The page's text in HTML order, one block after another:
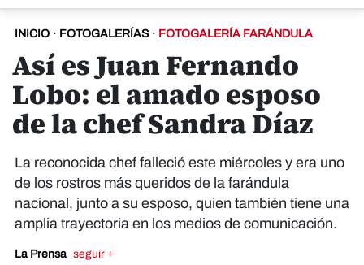
INICIO · FOTOGALERÍAS · FOTOGALERÍA FARÁNDULA
Así es Juan Fernando
Lobo: el amado esposo
de la chef Sandra Díaz
La reconocida chef falleció este miércoles y era uno
de los rostros más queridos de la farándula
nacional, junto a su esposo, quien también tiene una
amplia trayectoria en los medios de comunicación.
La Prensa seguir +